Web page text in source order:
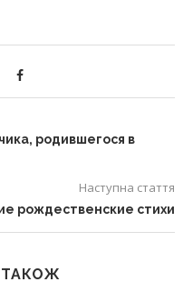
родившегося в
Наступна стаття
рождественские стихи